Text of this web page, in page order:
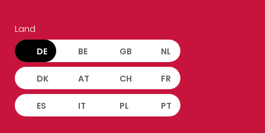
Land
DE BE GB NL
DK AT CH FR
ES IT PL PT